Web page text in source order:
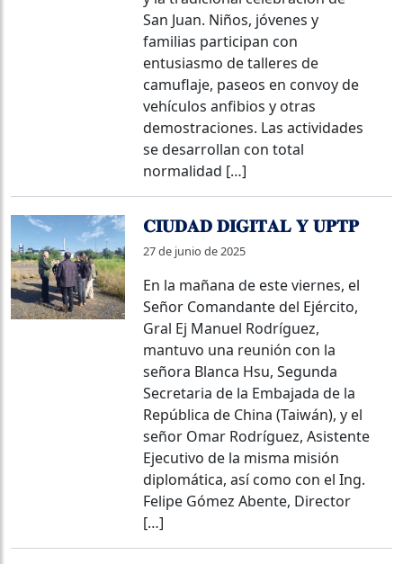
San Juan. Niños, jóvenes y
familias participan con
entusiasmo de talleres de
camuflaje, paseos en convoy de
vehículos anfibios y otras
demostraciones. Las actividades
se desarrollan con total
normalidad […]
𝐂𝐈𝐔𝐃𝐀𝐃 𝐃𝐈𝐆𝐈𝐓𝐀𝐋 𝐘 𝐔𝐏𝐓𝐏
27 de junio de 2025
En la mañana de este viernes, el
Señor Comandante del Ejército,
Gral Ej Manuel Rodríguez,
mantuvo una reunión con la
señora Blanca Hsu, Segunda
Secretaria de la Embajada de la
República de China (Taiwán), y el
señor Omar Rodríguez, Asistente
Ejecutivo de la misma misión
diplomática, así como con el Ing.
Felipe Gómez Abente, Director
[…]